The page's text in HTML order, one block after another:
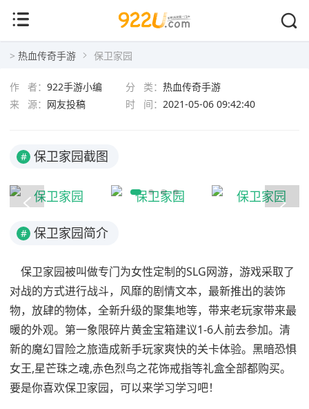
> 热血传奇手游 保卫家园
保卫家园
作 者： 922手游小编 分 类： 热血传奇手游
来 源： 网友投稿 时 间： 2021-05-06 09:42:40
# 保卫家园截图
# 保卫家园简介
保卫家园被叫做专门为女性定制的SLG网游，游戏采取了
对战的方式进行战斗，风靡的剧情文本，最新推出的装饰
物，放肆的物体，全新升级的聚集地等，带来老玩家带来最
暖的外观。第一象限碎片黄金宝箱建议1-6人前去参加。清
新的魔幻冒险之旅造成新手玩家爽快的关卡体验。黑暗恐惧
女王,星芒珠之魂,赤色烈鸟之花饰戒指等礼盒全部都购买。
要是你喜欢保卫家园，可以来学习学习吧！